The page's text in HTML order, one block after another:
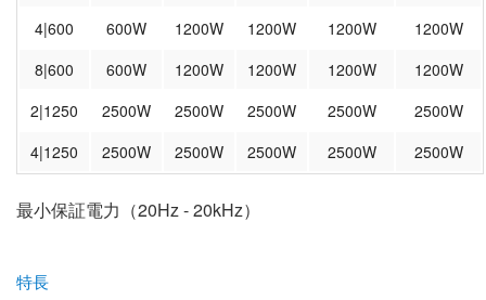
4|600
600W 1200W 1200W 1200W
1200W
8|600
600W 1200W 1200W 1200W
1200W
2|1250
2500W 2500W 2500W 2500W
2500W
4|1250
2500W 2500W 2500W 2500W 2500W
最小保証電力（20Hz - 20kHz）
特長